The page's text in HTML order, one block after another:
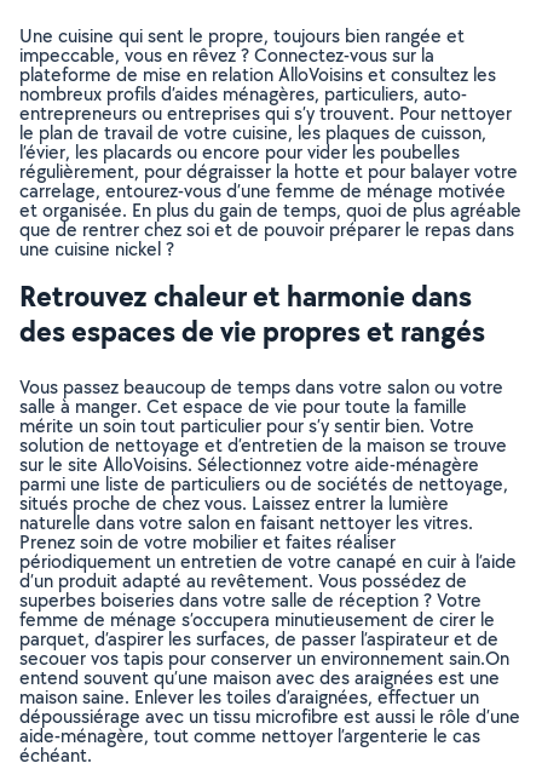
Une cuisine qui sent le propre, toujours bien rangée et
impeccable, vous en rêvez ? Connectez-vous sur la
plateforme de mise en relation AlloVoisins et consultez les
nombreux profils d’aides ménagères, particuliers, auto-
entrepreneurs ou entreprises qui s’y trouvent. Pour nettoyer
le plan de travail de votre cuisine, les plaques de cuisson,
l’évier, les placards ou encore pour vider les poubelles
régulièrement, pour dégraisser la hotte et pour balayer votre
carrelage, entourez-vous d’une femme de ménage motivée
et organisée. En plus du gain de temps, quoi de plus agréable
que de rentrer chez soi et de pouvoir préparer le repas dans
une cuisine nickel ?
Retrouvez chaleur et harmonie dans
des espaces de vie propres et rangés
Vous passez beaucoup de temps dans votre salon ou votre
salle à manger. Cet espace de vie pour toute la famille
mérite un soin tout particulier pour s’y sentir bien. Votre
solution de nettoyage et d’entretien de la maison se trouve
sur le site AlloVoisins. Sélectionnez votre aide-ménagère
parmi une liste de particuliers ou de sociétés de nettoyage,
situés proche de chez vous. Laissez entrer la lumière
naturelle dans votre salon en faisant nettoyer les vitres.
Prenez soin de votre mobilier et faites réaliser
périodiquement un entretien de votre canapé en cuir à l’aide
d’un produit adapté au revêtement. Vous possédez de
superbes boiseries dans votre salle de réception ? Votre
femme de ménage s’occupera minutieusement de cirer le
parquet, d’aspirer les surfaces, de passer l’aspirateur et de
secouer vos tapis pour conserver un environnement sain.On
entend souvent qu’une maison avec des araignées est une
maison saine. Enlever les toiles d’araignées, effectuer un
dépoussiérage avec un tissu microfibre est aussi le rôle d’une
aide-ménagère, tout comme nettoyer l’argenterie le cas
échéant.